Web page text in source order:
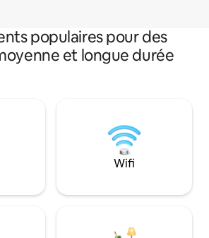
populaires pour des
et longue durée
Wifi